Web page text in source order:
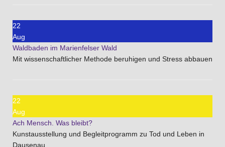
22
Aug
Waldbaden im Marienfelser Wald
Mit wissenschaftlicher Methode beruhigen und Stress abbauen
22
Aug
Ach Mensch. Was bleibt?
Kunstausstellung und Begleitprogramm zu Tod und Leben in
Dausenau